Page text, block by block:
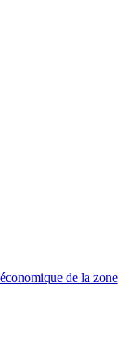
de la zone